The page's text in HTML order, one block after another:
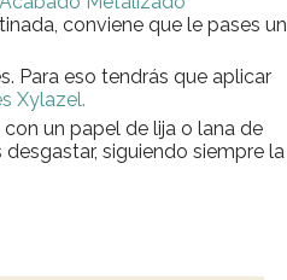
conviene que le pases un
Para eso tendrás que aplicar
Xylazel.
un papel de lija o lana de
siguiendo siempre la